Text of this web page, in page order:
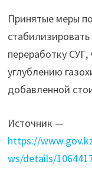
Принятые меры
переработку СУГ,
углублению
добавленной
Источник —
https://
ws/details/